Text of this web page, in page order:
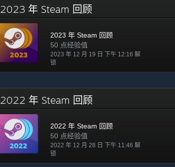
2023 年 Steam 回顾
2023 年 Steam 回顾
50 点经验值
2023 年 12 月 19 日 下午 12:16 解
锁
2022 年 Steam 回顾
2022 年 Steam 回顾
50 点经验值
2022 年 12 月 28 日 下午 11:46 解
锁